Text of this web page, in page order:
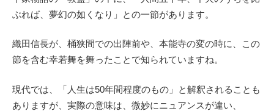
ぶれば、夢幻の如くなり」との一節があります。
織田信長が、桶狭間での出陣前や、本能寺の変の時に、この
節を含む幸若舞を舞ったことで知られていますね。
現代では、「人生は50年間程度のもの」と解釈されることも
ありますが、実際の意味は、微妙にニュアンスが違い、